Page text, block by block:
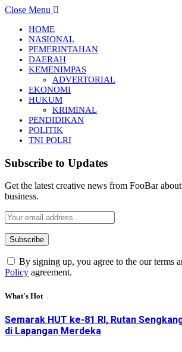
Close Menu
HOME
NASIONAL
PEMERINTAHAN
DAERAH
KEMENIMPAS
ADVERTORIAL
EKONOMI
HUKUM
KRIMINAL
PENDIDIKAN
POLITIK
TNI POLRI
Subscribe to Updates
Get the latest creative news from FooBar
business.
By signing up, you agree to the our terms
Policy agreement.
What's Hot
Semarak HUT ke-81 RI, Rutan
di Lapangan Merdeka